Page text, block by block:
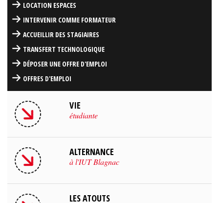
LOCATION ESPACES
INTERVENIR COMME FORMATEUR
ACCUEILLIR DES STAGIAIRES
TRANSFERT TECHNOLOGIQUE
DÉPOSER UNE OFFRE D'EMPLOI
OFFRES D'EMPLOI
VIE
étudiante
ALTERNANCE
à l'IUT Blagnac
LES ATOUTS